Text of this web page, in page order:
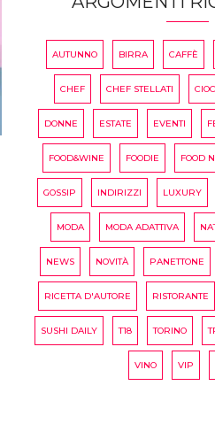
AUTUNNO BIRRA CAFFÈ
CHEF CHEF STELLATI
DONNE ESTATE EVENTI
FOOD&WINE FOODIE FOOD
GOSSIP INDIRIZZI LUXURY
MODA MODA ADATTIVA
NEWS NOVITÀ PANETTONE
RICETTA D'AUTORE RISTORANTE
SUSHI DAILY T18 TORINO
VINO VIP